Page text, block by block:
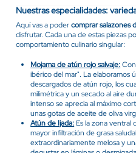
Nuestras especialidades:
Aquí vas a podercomprar salazones
disfrutar. Cada una de estas piezas
comportamiento culinario singular:
Mojama de atún rojo salvaje:
ibérico del mar". La elaboramos
descargados de atún rojo, los
milimétrica y un secado al aire
intenso se aprecia al máximo
unas gotas de aceite de oliva
Atún de Ijada: Es la zona ventral
mayor infiltración de grasa
extraordinariamente melosa y